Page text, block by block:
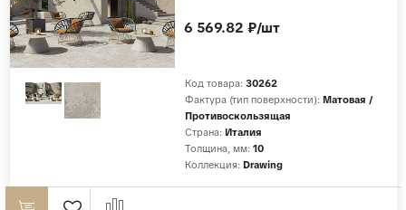
Код товара: 30262
Фактура (тип поверхности): Матовая /
Противоскользящая
Страна: Италия
Толщина, мм: 10
Коллекция: Drawing
6 569.82 ₽/шт